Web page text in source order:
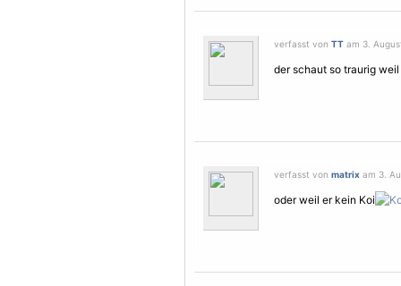
verfasst von TT am 3.
der schaut so traurig
verfasst von matrix am 3.
oder weil er kein Koi